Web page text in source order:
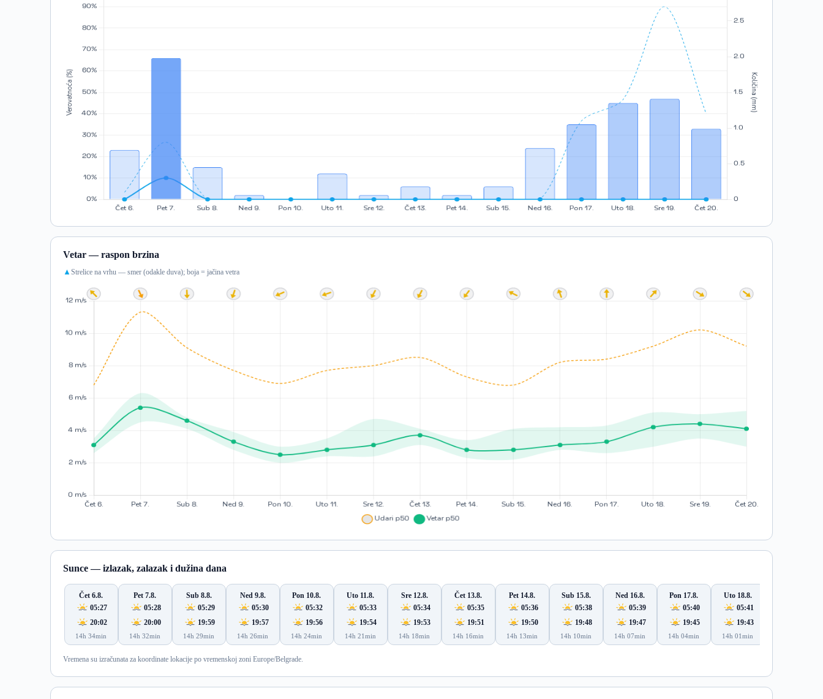
Vetar — raspon brzina
▲Strelice na vrhu — smer (odakle duva); boja = jačina vetra
Sunce — izlazak, zalazak i dužina dana
Čet 6.8.
05:27
20:02
14h 34min
Pet 7.8.
05:28
20:00
14h 32min
Sub 8.8.
05:29
19:59
14h 29min
Ned 9.8.
05:30
19:57
14h 26min
Pon 10.8.
05:32
19:56
14h 24min
Uto 11.8.
05:33
19:54
14h 21min
Sre 12.8.
05:34
19:53
14h 18min
Čet 13.8.
05:35
19:51
14h 16min
Pet 14.8.
05:36
19:50
14h 13min
Sub 15.8.
05:38
19:48
14h 10min
Ned 16.8.
05:39
19:47
14h 07min
Pon 17.8.
05:40
19:45
14h 04min
Uto 18.8.
05:41
19:43
14h 01min
Vremena su izračunata za koordinate lokacije po vremenskoj zoni Europe/Belgrade.